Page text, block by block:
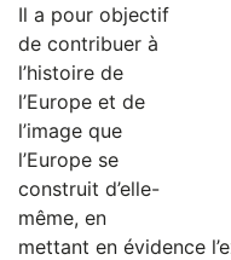
Il a pour objectif
de contribuer à
l’histoire de
l’Europe et de
l’image que
l’Europe se
construit d’elle-
même, en
mettant en évidence